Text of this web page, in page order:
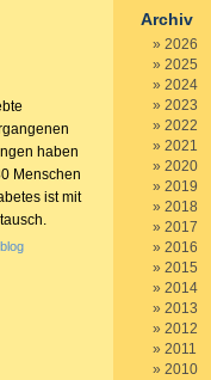
haben
Menschen
ist mit
Archiv
2026
2025
2024
2023
2022
2021
2020
2019
2018
2017
2016
2015
2014
2013
2012
2011
2010